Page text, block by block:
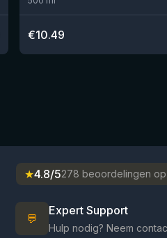
€10.49
★4.8/5278 beoordelingen
💬
Expert Support
Hulp nodig? Neem